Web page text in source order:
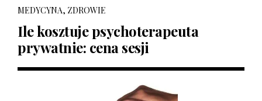
MEDYCYNA, ZDROWIE
Ile kosztuje psychoterapeuta
prywatnie: cena sesji